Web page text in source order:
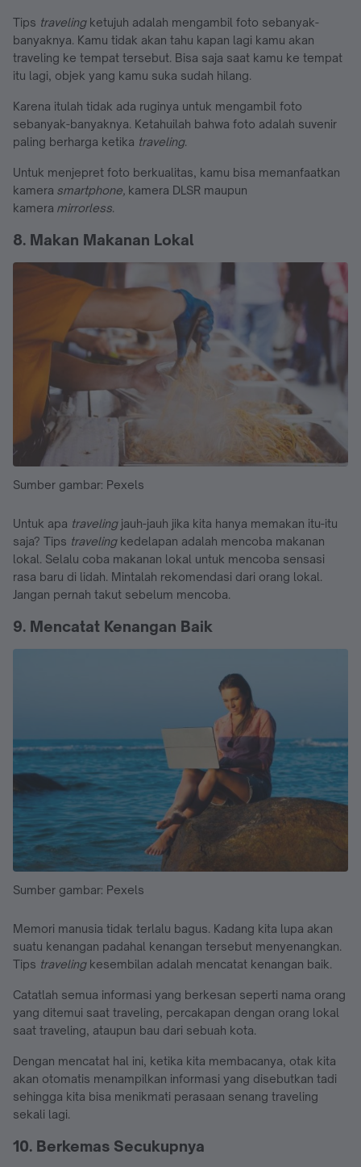
Tips travelingketujuh adalah mengambil foto sebanyak-
banyaknya. Kamu tidak akan tahu kapan lagi kamu akan
traveling ke tempat tersebut. Bisa saja saat kamu ke tempat
itu lagi, objek yang kamu suka sudah hilang.
Karena itulah tidak ada ruginya untuk mengambil foto
sebanyak-banyaknya. Ketahuilah bahwa foto adalah suvenir
paling berharga ketika traveling.
Untuk menjepret foto berkualitas, kamu bisa memanfaatkan
kamera smartphone, kamera DLSR maupun
kamera mirrorless.
8. Makan Makanan Lokal
Sumber gambar: Pexels
Untuk apa travelingjauh-jauh jika kita hanya memakan itu-itu
saja? Tips travelingkedelapan adalah mencoba makanan
lokal. Selalu coba makanan lokal untuk mencoba sensasi
rasa baru di lidah. Mintalah rekomendasi dari orang lokal.
Jangan pernah takut sebelum mencoba.
9. Mencatat Kenangan Baik
Sumber gambar: Pexels
Memori manusia tidak terlalu bagus. Kadang kita lupa akan
suatu kenangan padahal kenangan tersebut menyenangkan.
Tips travelingkesembilan adalah mencatat kenangan baik.
Catatlah semua informasi yang berkesan seperti nama orang
yang ditemui saat traveling, percakapan dengan orang lokal
saat traveling, ataupun bau dari sebuah kota.
Dengan mencatat hal ini, ketika kita membacanya, otak kita
akan otomatis menampilkan informasi yang disebutkan tadi
sehingga kita bisa menikmati perasaan senang traveling
sekali lagi.
10. Berkemas Secukupnya